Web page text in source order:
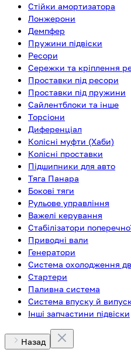
Стійки амортизатора
Лонжерони
Демпфер
Пружини підвіски
Ресори
Сережки та кріплення
Проставки під ресори
Проставки під пружини
Сайлентблоки та інше
Торсіони
Диференціал
Колісні муфти (Хаби)
Колісні проставки
Підшипники для авто
Тяга Панара
Бокові тяги
Рульове управління
Важелі керування
Стабілізатори
Приводні вали
Генератори
Система охолодження
Стартери
Паливна система
Система впуску й
Інші запчастини підвіски
Назад